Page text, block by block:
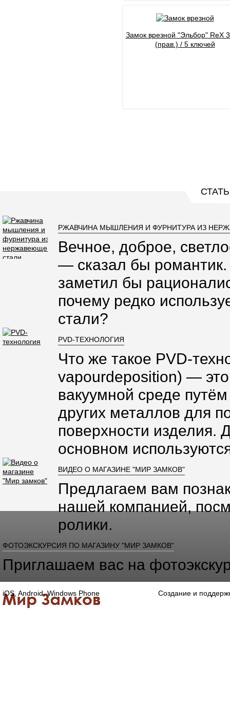
Замок врезной "Эльбор" ReX
(прав.) / 5 ключей
РЖАВЧИНА МЫШЛЕНИЯ И ФУРНИТУРА ИЗ
Вечное, доброе,
— сказал бы
заметил бы
почему редко
стали?
PVD-ТЕХНОЛОГИЯ
Что же такое PVD-
vapourdeposition) —
вакуумной среде
других металлов для
поверхности изделия.
основном
ВИДЕО О МАГАЗИНЕ "МИР ЗАМКОВ"
Предлагаем вам
нашей компанией,
ролики.
ФОТОЭКСКУРСИЯ ПО МАГАЗИНУ "МИР ЗАМКОВ"
Приглашаем вас на
Главная
Каталог
iOS, Android, Windows Phone Создание и